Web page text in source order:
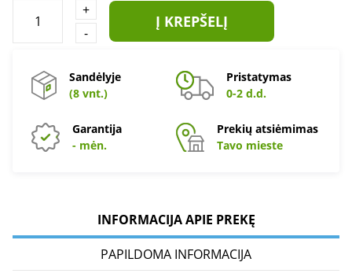
+
-
Į KREPŠELĮ
Sandėlyje
(8 vnt.)
Pristatymas
0-2 d.d.
Garantija
- mėn.
Prekių atsiėmimas
Tavo mieste
INFORMACIJA APIE PREKĘ
PAPILDOMA INFORMACIJA